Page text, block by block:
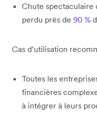
Chute spectaculaire
perdu près de 90 %
Cas d’utilisation
Toutes les
financières
à intégrer à leurs